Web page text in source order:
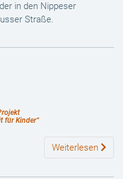
in den Nippeser
Straße.
für Kinder“
Weiterlesen